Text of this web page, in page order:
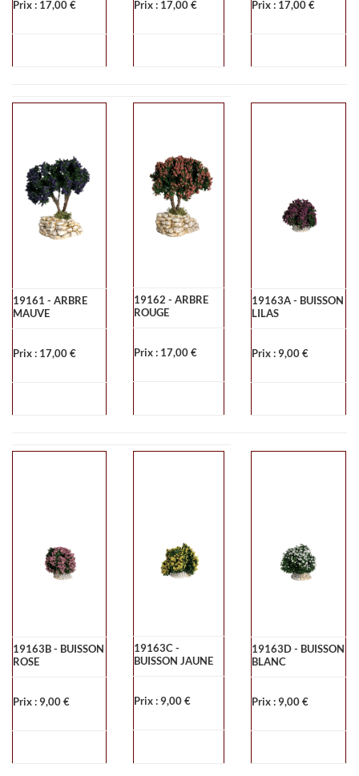
Prix : 17,00 € Prix : 17,00 € Prix : 17,00 €
19161 - ARBRE
MAUVE
Prix : 17,00 €
19162 - ARBRE
ROUGE
Prix : 17,00 €
19163A - BUISSON
LILAS
Prix : 9,00 €
19163B - BUISSON
ROSE
Prix : 9,00 €
19163C -
BUISSON JAUNE
Prix : 9,00 €
19163D - BUISSON
BLANC
Prix : 9,00 €